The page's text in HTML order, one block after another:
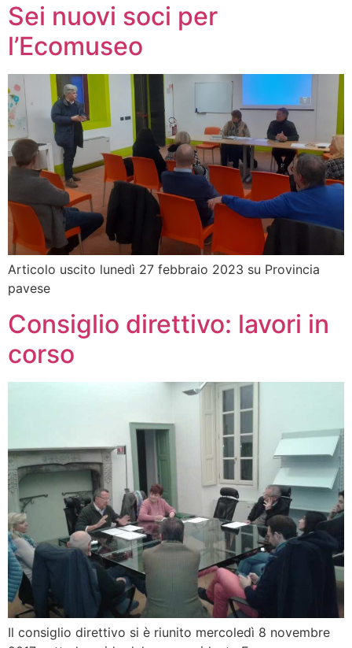
Sei nuovi soci per
l’Ecomuseo
Articolo uscito lunedì 27 febbraio 2023 su Provincia
pavese
Consiglio direttivo: lavori in
corso
Il consiglio direttivo si è riunito mercoledì 8 novembre